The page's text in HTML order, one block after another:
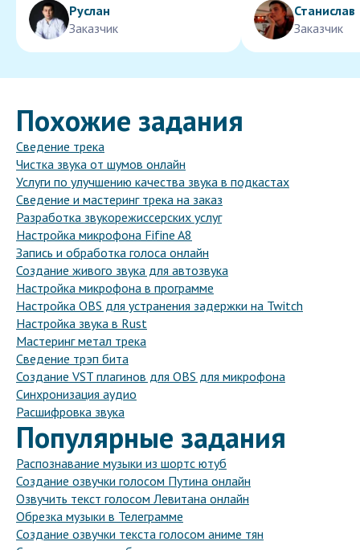
Руслан
Заказчик
Станислав
Заказчик
Похожие задания
Сведение трека
Чистка звука от шумов онлайн
Услуги по улучшению качества звука в подкастах
Сведение и мастеринг трека на заказ
Разработка звукорежиссерских услуг
Настройка микрофона Fifine A8
Запись и обработка голоса онлайн
Создание живого звука для автозвука
Настройка микрофона в программе
Настройка OBS для устранения задержки на Twitch
Настройка звука в Rust
Мастеринг метал трека
Сведение трэп бита
Создание VST плагинов для OBS для микрофона
Синхронизация аудио
Расшифровка звука
Популярные задания
Распознавание музыки из шортс ютуб
Создание озвучки голосом Путина онлайн
Озвучить текст голосом Левитана онлайн
Обрезка музыки в Телеграмме
Создание озвучки текста голосом аниме тян